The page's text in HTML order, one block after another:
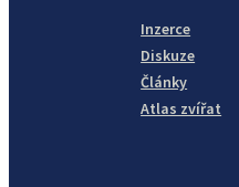
Inzerce
Diskuze
Články
Atlas zvířat